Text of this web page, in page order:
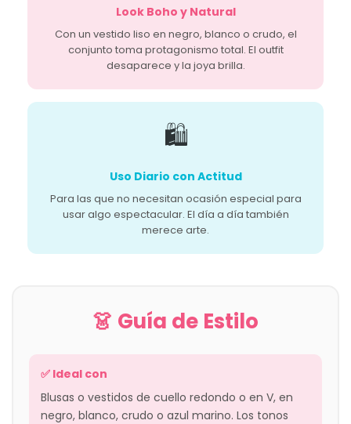
Look Boho y Natural
Con un vestido liso en negro, blanco o crudo, el
conjunto toma protagonismo total. El outfit
desaparece y la joya brilla.
🛍️
Uso Diario con Actitud
Para las que no necesitan ocasión especial para
usar algo espectacular. El día a día también
merece arte.
👗 Guía de Estilo
✅ Ideal con
Blusas o vestidos de cuello redondo o en V, en
negro, blanco, crudo o azul marino. Los tonos